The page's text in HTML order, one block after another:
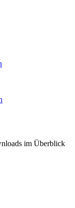
im Überblick